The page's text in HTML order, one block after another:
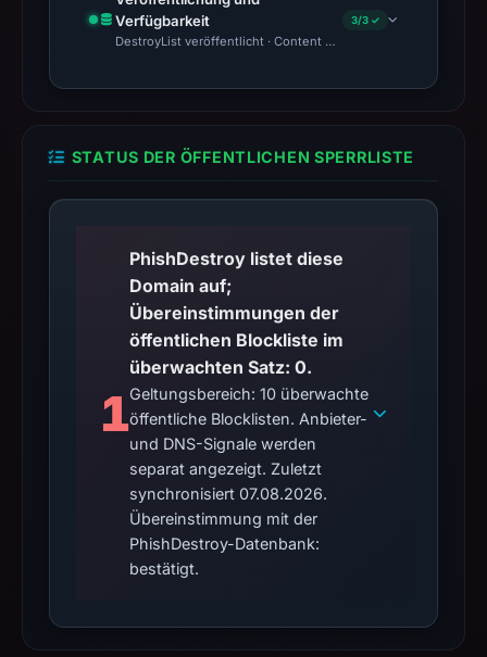
Verfügbarkeit
DestroyList veröffentlicht · Content Observed Unavailable ·
3/3 ✓
STATUS DER ÖFFENTLICHEN SPERRLISTE
1
PhishDestroy listet diese
Domain auf;
Übereinstimmungen der
öffentlichen Blockliste im
überwachten Satz: 0.
Geltungsbereich: 10 überwachte
öffentliche Blocklisten. Anbieter-
und DNS-Signale werden
separat angezeigt. Zuletzt
synchronisiert 07.08.2026.
Übereinstimmung mit der
PhishDestroy-Datenbank:
bestätigt.